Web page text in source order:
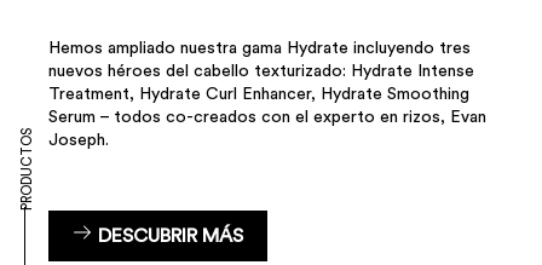
Hemos ampliado nuestra gama Hydrate incluyendo tres
nuevos héroes del cabello texturizado: Hydrate Intense
Treatment, Hydrate Curl Enhancer, Hydrate Smoothing
Serum – todos co-creados con el experto en rizos, Evan
Joseph.
DESCUBRIR MÁS
PRODUCTOS